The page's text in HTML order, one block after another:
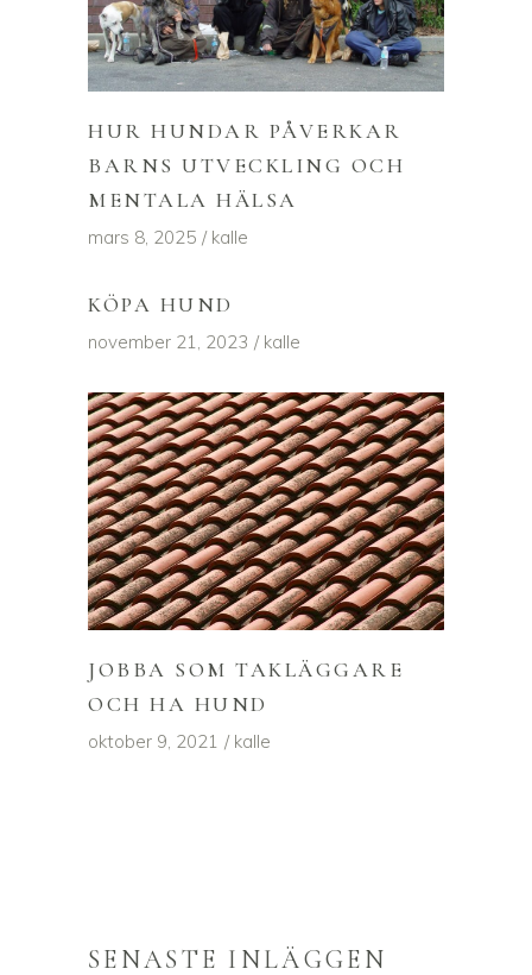
HUR HUNDAR PÅVERKAR
BARNS UTVECKLING OCH
MENTALA HÄLSA
mars 8, 2025 kalle
KÖPA HUND
november 21, 2023 kalle
JOBBA SOM TAKLÄGGARE
OCH HA HUND
oktober 9, 2021 kalle
SENASTE INLÄGGEN